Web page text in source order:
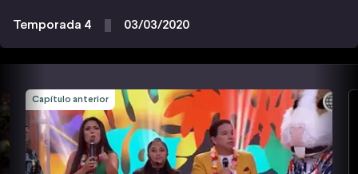
Temporada 4 03/03/2020
Capítulo anterior